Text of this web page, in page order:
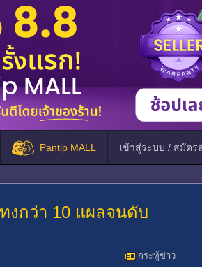
Pantip MALL เข้าสู่ระบบ / สมัคร
งกว่า 10 แผลจนดับ
กระทู้ข่าว